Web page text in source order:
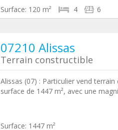
Surface: 120 m² 4 6
07210 Alissas
Terrain constructible
Alissas (07) : Particulier vend
surface de 1447 m², avec une
Surface: 1447 m²